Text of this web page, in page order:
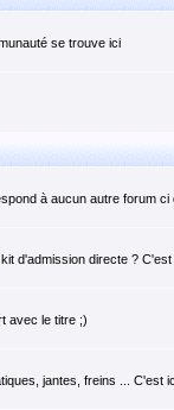
se trouve ici
à aucun autre forum ci
d'admission directe ?
avec le titre ;)
jantes, freins ... C'est